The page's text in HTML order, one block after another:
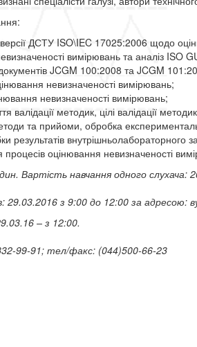
ДСТУ ISO\IEC 17025:2006 щодо
вимірювань та аналіз ISO
JCGM 100:2008 та JCGM
невизначеності вимірювань;
невизначеності вимірювань;
валідації методик, цілі валідації
та прийоми, обробка
результатів внутрішньолабораторного
процесів оцінювання невизначеності
Вартість навчання одного слухача:
29.03.2016 з 9:00 до 12:00 за адресою:
– з 12:00.
99-91; тел/факс: (044)500-66-23